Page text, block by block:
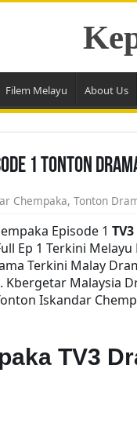
Filem Melayu About Us
1 Tonton
Chempaka, Tonton
Episode 1 TV3
Ep 1 Terkini
Terkini Malay
Kbergetar Malaysia
Iskandar
TV3